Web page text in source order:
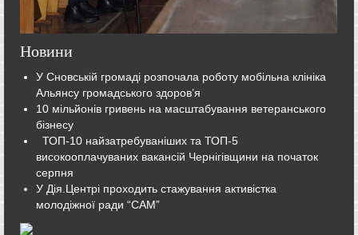
Новини
У Сновській громаді розпочала роботу мобільна клініка
Альянсу громадського здоров’я
10 мільйонів гривень на масштабування ветеранського
бізнесу
ТОП-10 найзатребуваніших та ТОП-5
високооплачуваних вакансій Чернігівщини на початок
серпня
У Дія.Центрі проходить стажування активістка
молодіжної ради “САМ”